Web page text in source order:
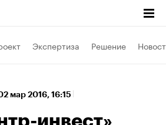
Экспертиза Решение
мар 2016, 16:15